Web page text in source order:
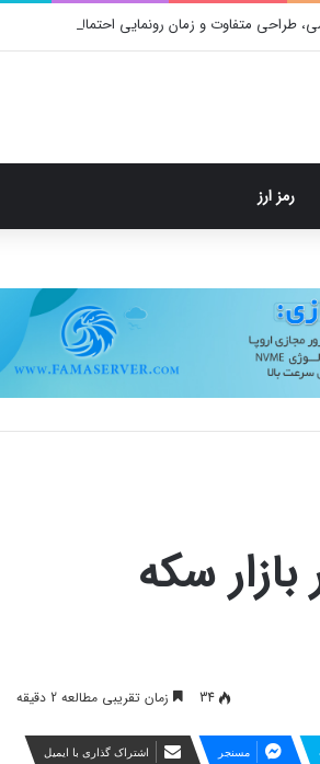
طراحی متفاوت و زمان رونمایی احتمالی
رمز ارز
سکه
34 زمان تقریبی مطالعه 2 دقیقه
مسنجر اشتراک گذاری با ایمیل